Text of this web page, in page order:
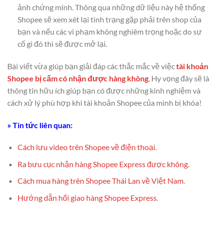
ảnh chứng minh. Thông qua những dữ liệu này hệ thống
Shopee sẽ xem xét lại tình trạng gặp phải trên shop của
bạn và nếu các vi phạm không nghiêm trọng hoặc do sự
cố gì đó thì sẽ được mở lại.
Bài viết vừa giúp bạn giải đáp các thắc mắc về việctài khoản
Shopee bị cấm có nhận được hàng không . Hy vọng đây sẽ là
thông tin hữu ích giúp bạn có được những kinh nghiệm và
cách xử lý phù hợp khi tài khoản Shopee của mình bị khóa!
» Tin tức liên quan:
Cách lưu video trên Shopee về điện thoại.
Ra bưu cục nhận hàng Shopee Express được không.
Cách mua hàng trên Shopee Thái Lan về Việt Nam.
Hướng dẫn hối giao hàng Shopee Express.